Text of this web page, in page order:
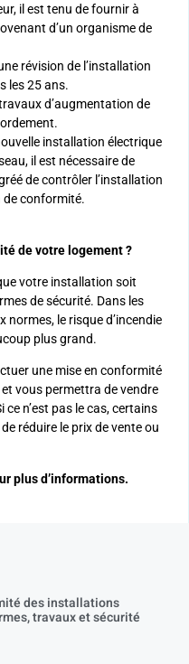
il est tenu de fournir à
d’un organisme de
révision de l’installation
les 25 ans.
d’augmentation de
installation électrique
il est nécessaire de
de contrôler l’installation
de conformité.
de votre logement ?
votre installation soit
de sécurité. Dans les
le risque d’incendie
plus grand.
une mise en conformité
vous permettra de vendre
n’est pas le cas, certains
réduire le prix de vente ou
plus d’informations.
des installations
travaux et sécurité